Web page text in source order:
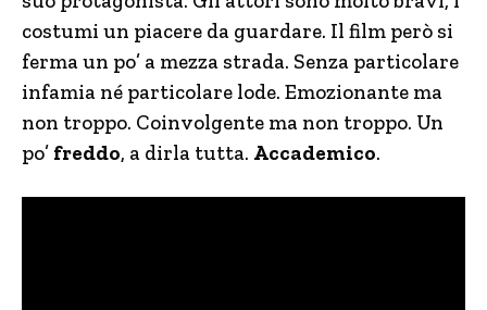
costumi un piacere da guardare. Il film però si
ferma un po’ a mezza strada. Senza particolare
infamia né particolare lode. Emozionante ma
non troppo. Coinvolgente ma non troppo. Un
po’ freddo, a dirla tutta. Accademico.